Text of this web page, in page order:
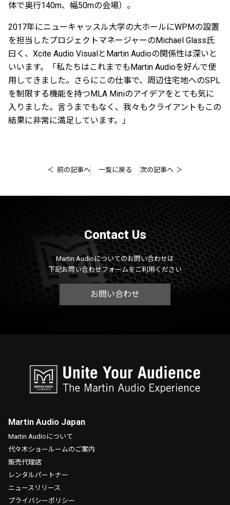
体で奥行140m、幅50mの会場）。
2017年にニューキャッスル大学の大ホールにWPMの設置
を担当したプロジェクトマネージャーのMichael Glass氏
曰く、Xcite Audio VisualとMartin Audioの関係性は深いと
いいます。「私たちはこれまでもMartin Audioを好んで使
用してきました。さらにこの仕事で、周辺住宅地へのSPL
を制限する機能を持つMLA Miniのアイデアをとても気に
入りました。言うまでもなく、我々もクライアントもこの
結果に非常に満足しています。」
前の記事へ 一覧に戻る 次の記事へ
Contact Us
Martin Audioについてのお問い合わせは
下記お問い合わせフォームをご利用ください
お問い合わせ
Martin Audio Japan
Martin Audioについて
代々木ショールームのご案内
販売代理店
レンタルパートナー
ニュースリリース
プライバシーポリシー